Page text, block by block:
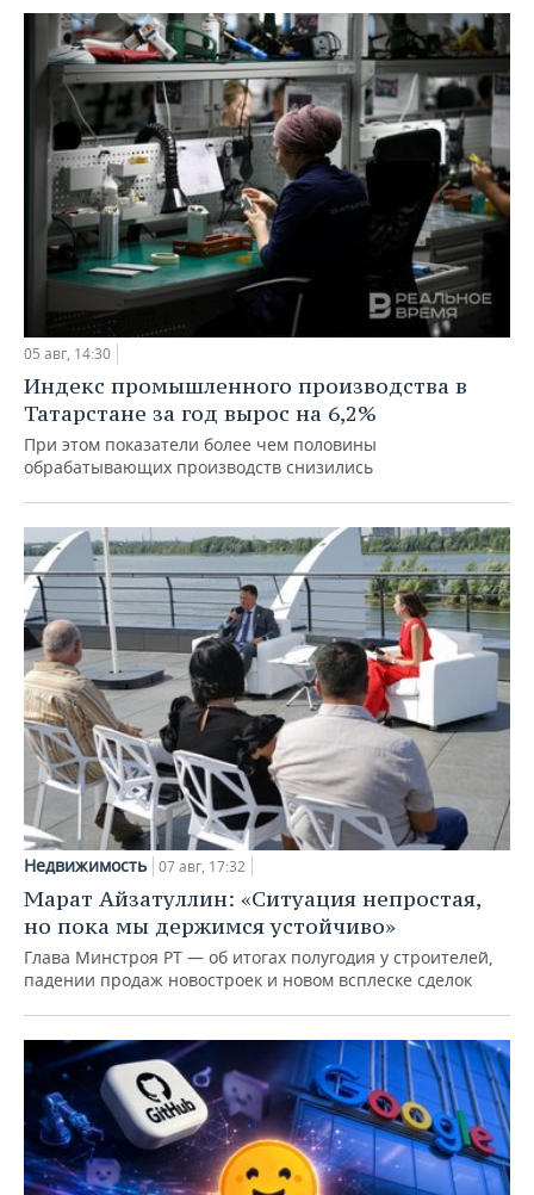
05 авг, 14:30
Индекс промышленного производства в
Татарстане за год вырос на 6,2%
При этом показатели более чем половины
обрабатывающих производств снизились
Недвижимость 07 авг, 17:32
Марат Айзатуллин: «Ситуация непростая,
но пока мы держимся устойчиво»
Глава Минстроя РТ — об итогах полугодия у строителей,
падении продаж новостроек и новом всплеске сделок